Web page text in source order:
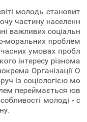
молодь становит
частину населенн
важливих соціальн
моральних проблем
умовах пробл
інтересу різнома
Організації О
із соціологією мо
переймається юв
молоді - с